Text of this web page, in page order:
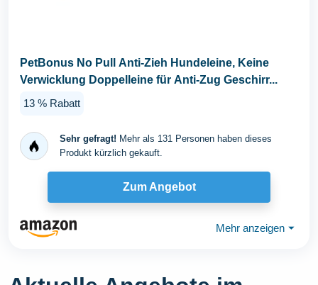
PetBonus No Pull Anti-Zieh Hundeleine, Keine
Verwicklung Doppelleine für Anti-Zug Geschirr...
13 % Rabatt
Sehr gefragt! Mehr als 131 Personen haben dieses
Produkt kürzlich gekauft.
Zum Angebot
Mehr anzeigen ⏷